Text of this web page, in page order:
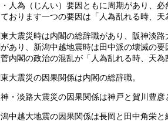
人為（じんい）要因ともに周期があり、
おります一つの要因は「人為乱れる時、天
大震災時は内閣の総辞職があり、阪神淡
あり、新潟中越地震時は田中派の壊滅の
内閣の政治の混乱が「人為乱れる時、天為
大震災の因果関係は内閣の総辞職。
・淡路大震災の因果関係は神戸と賀川豊彦
中越大地震の因果関係は長岡と田中角栄と